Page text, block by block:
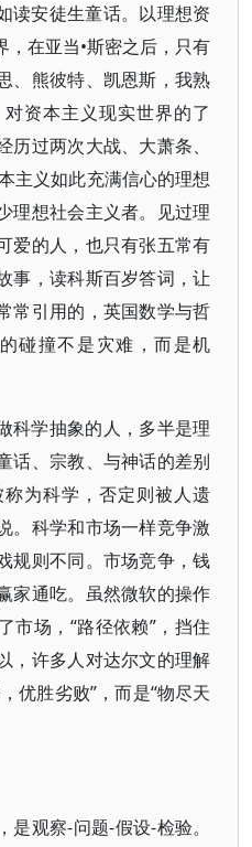
读安徒生童话。以理想资
在亚当•斯密之后，只有
、熊彼特、凯恩斯，我熟
资本主义现实世界的了
过两次大战、大萧条、
主义如此充满信心的理想
理想社会主义者。见过理
爱的人，也只有张五常有
事，读科斯百岁答词，让
常引用的，英国数学与哲
碰撞不是灾难，而是机
科学抽象的人，多半是理
话、宗教、与神话的差别
为科学，否定则被人遗
。科学和市场一样竞争激
规则不同。市场竞争，钱
家通吃。虽然微软的操作
市场，“路径依赖”，挡住
，许多人对达尔文的理解
优胜劣败”，而是“物尽天
观察-问题-假设-检验。